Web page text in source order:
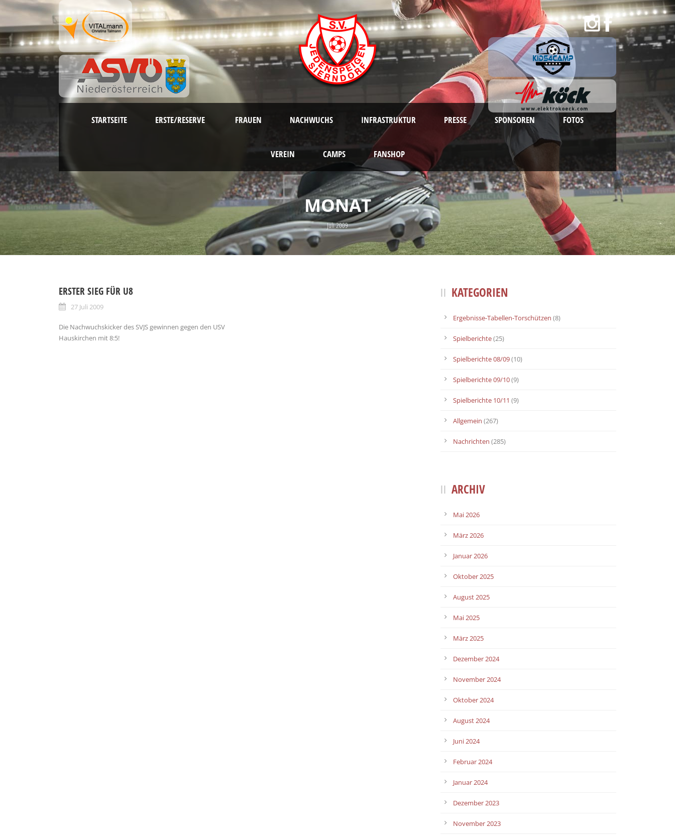
STARTSEITE ERSTE/RESERVE FRAUEN NACHWUCHS INFRASTRUKTUR PRESSE SPONSOREN FOTOS
VEREIN CAMPS FANSHOP
MONAT
Juli 2009
ERSTER SIEG FÜR U8
27 Juli 2009
Die Nachwuchskicker des SVJS gewinnen gegen den USV
Hauskirchen mit 8:5!
KATEGORIEN
Ergebnisse-Tabellen-Torschützen (8)
Spielberichte(25)
Spielberichte 08/09(10)
Spielberichte 09/10(9)
Spielberichte 10/11 (9)
Allgemein (267)
Nachrichten (285)
ARCHIV
Mai 2026
März 2026
Januar 2026
Oktober 2025
August 2025
Mai 2025
März 2025
Dezember 2024
November 2024
Oktober 2024
August 2024
Juni 2024
Februar 2024
Januar 2024
Dezember 2023
November 2023